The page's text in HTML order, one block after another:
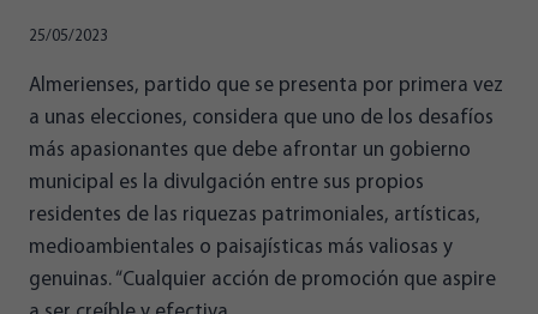
25/05/2023
Almerienses, partido que se presenta por primera vez
a unas elecciones, considera que uno de los desafíos
más apasionantes que debe afrontar un gobierno
municipal es la divulgación entre sus propios
residentes de las riquezas patrimoniales, artísticas,
medioambientales o paisajísticas más valiosas y
genuinas. “Cualquier acción de promoción que aspire